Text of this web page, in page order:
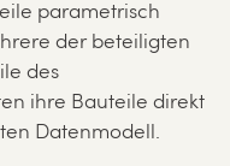
parametrisch
der beteiligten
des
ihre Bauteile direkt
Datenmodell.